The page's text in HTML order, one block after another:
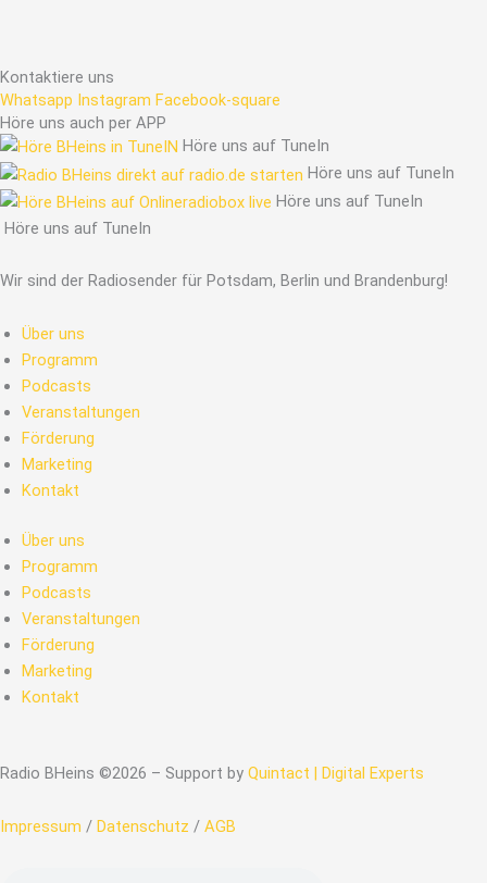
Kontaktiere uns
Whatsapp Instagram Facebook-square
Höre uns auch per APP
Höre uns auf TuneIn
Höre uns auf TuneIn
Höre uns auf TuneIn
Höre uns auf TuneIn
Wir sind der Radiosender für Potsdam, Berlin und Brandenburg!
Über uns
Programm
Podcasts
Veranstaltungen
Förderung
Marketing
Kontakt
Über uns
Programm
Podcasts
Veranstaltungen
Förderung
Marketing
Kontakt
Radio BHeins ©2026 – Support by Quintact | Digital Experts
Impressum / Datenschutz / AGB